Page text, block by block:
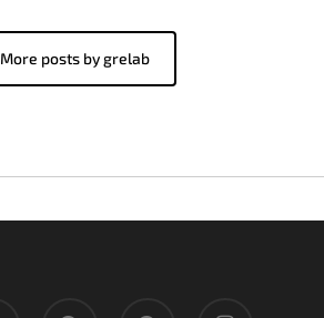
More posts by grelab